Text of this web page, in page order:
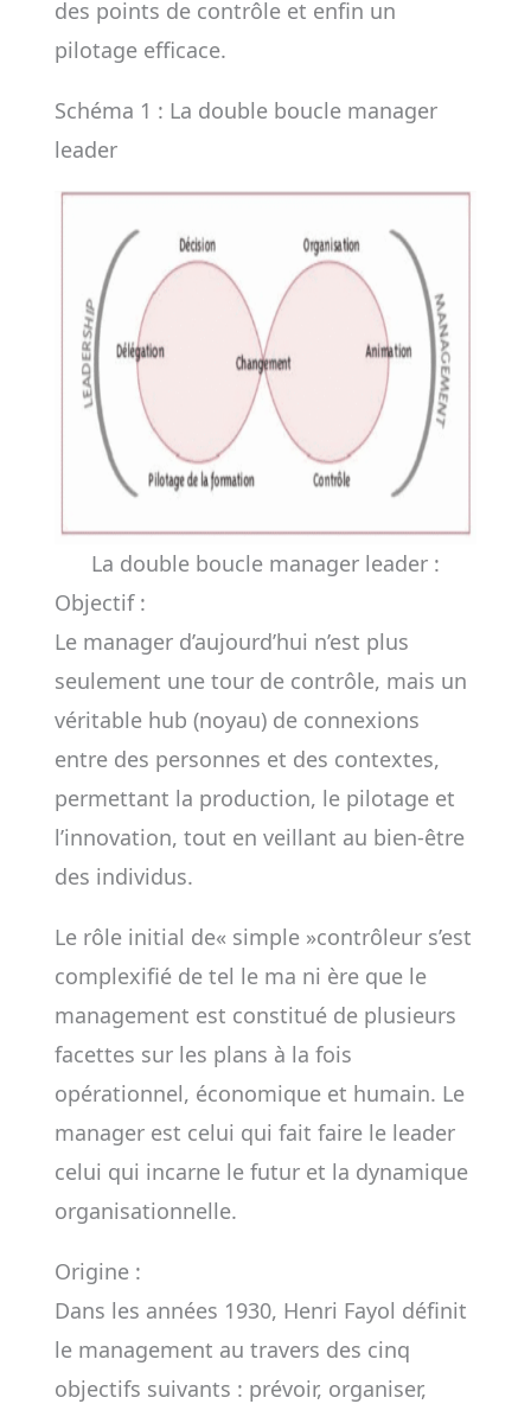
des points de contrôle et enfin un
pilotage efficace.
Schéma 1 : La double boucle manager
leader
La double boucle manager leader :
Objectif :
Le manager d’aujourd’hui n’est plus
seulement une tour de contrôle, mais un
véritable hub (noyau) de connexions
entre des personnes et des contextes,
permettant la production, le pilotage et
l’innovation, tout en veillant au bien-être
des individus.
Le rôle initial de« simple »contrôleur s’est
complexifié de tel le ma ni ère que le
management est constitué de plusieurs
facettes sur les plans à la fois
opérationnel, économique et humain. Le
manager est celui qui fait faire le leader
celui qui incarne le futur et la dynamique
organisationnelle.
Origine :
Dans les années 1930, Henri Fayol définit
le management au travers des cinq
objectifs suivants : prévoir, organiser,